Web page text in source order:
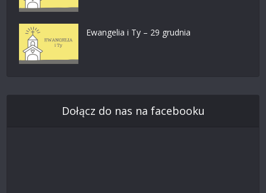
Ewangelia i Ty – 29 grudnia
Dołącz do nas na facebooku